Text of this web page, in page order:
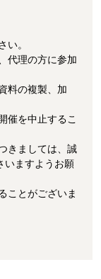
い。
代理の方に参加
料の複製、加
催を中止するこ
きましては、誠
いますようお願
ことがございま